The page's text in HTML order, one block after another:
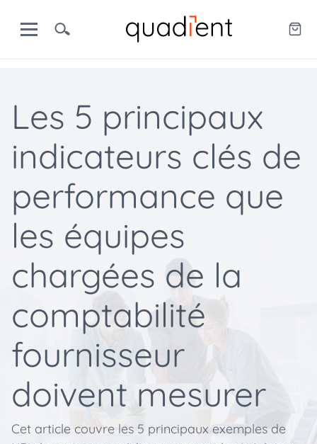
Les 5 principaux
indicateurs clés de
performance que
les équipes
chargées de la
comptabilité
fournisseur
doivent mesurer
Cet article couvre les 5 principaux exemples de